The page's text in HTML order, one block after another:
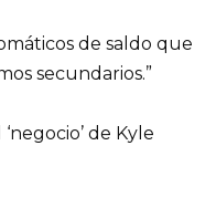
de saldo que
secundarios.”
de Kyle